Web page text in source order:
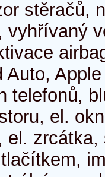
stěračů,
vyhřívaný
Auto,
telefonů,
el.
el.